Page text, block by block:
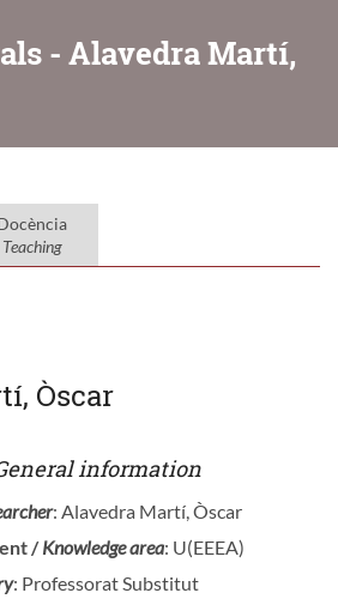
- Alavedra Martí,
Teaching
Òscar
information
: Alavedra Martí, Òscar
/Knowledge area: U(EEEA)
: Professorat Substitut